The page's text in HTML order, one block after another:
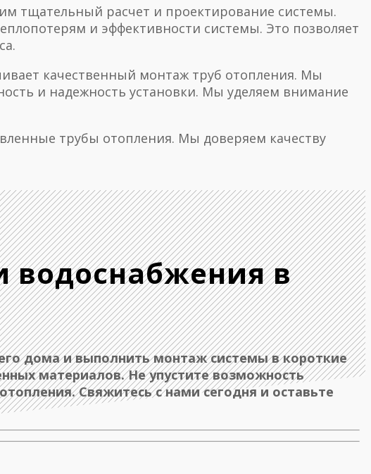
тщательный расчет и проектирование системы.
и эффективности системы. Это позволяет
качественный монтаж труб отопления. Мы
и надежность установки. Мы уделяем внимание
трубы отопления. Мы доверяем качеству
водоснабжения в
дома и выполнить монтаж системы в короткие
материалов. Не упустите возможность
Свяжитесь с нами сегодня и оставьте